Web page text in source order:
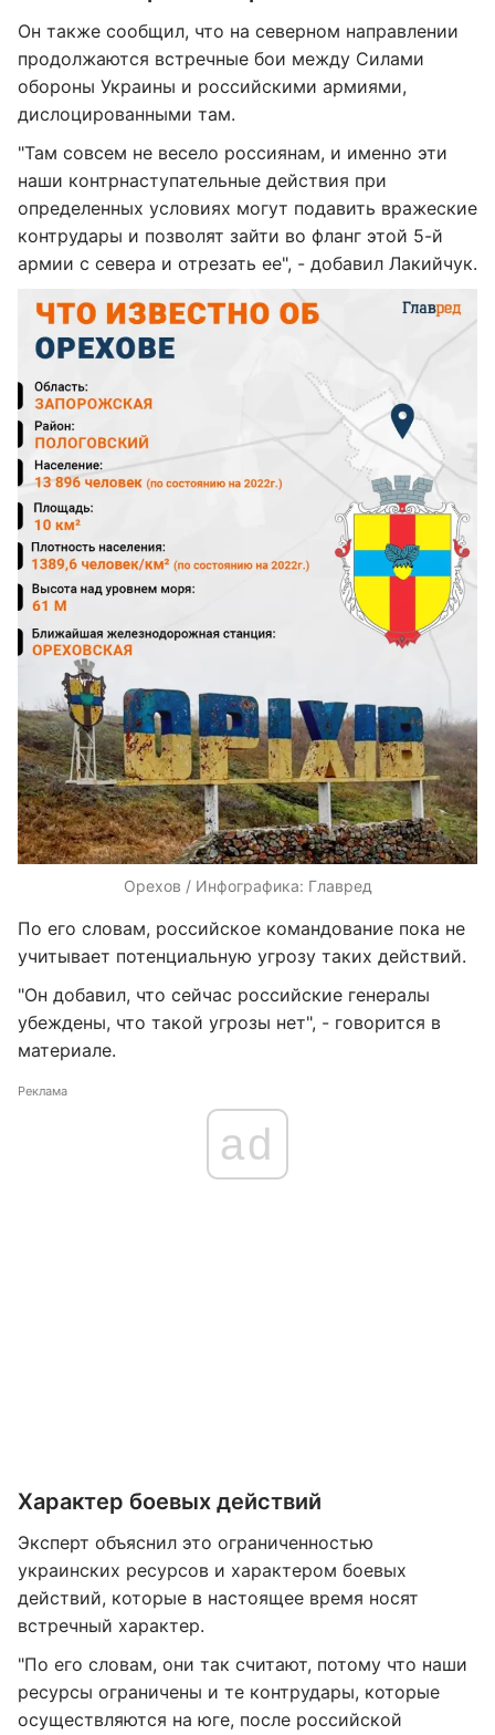
Он также сообщил, что на северном направлении
продолжаются встречные бои между Силами
обороны Украины и российскими армиями,
дислоцированными там.
"Там совсем не весело россиянам, и именно эти
наши контрнаступательные действия при
определенных условиях могут подавить вражеские
контрудары и позволят зайти во фланг этой 5-й
армии с севера и отрезать ее", - добавил Лакийчук.
Орехов / Инфографика: Главред
По его словам, российское командование пока не
учитывает потенциальную угрозу таких действий.
"Он добавил, что сейчас российские генералы
убеждены, что такой угрозы нет", - говорится в
материале.
Реклама
ad
Характер боевых действий
Эксперт объяснил это ограниченностью
украинских ресурсов и характером боевых
действий, которые в настоящее время носят
встречный характер.
"По его словам, они так считают, потому что наши
ресурсы ограничены и те контрудары, которые
осуществляются на юге, после российской